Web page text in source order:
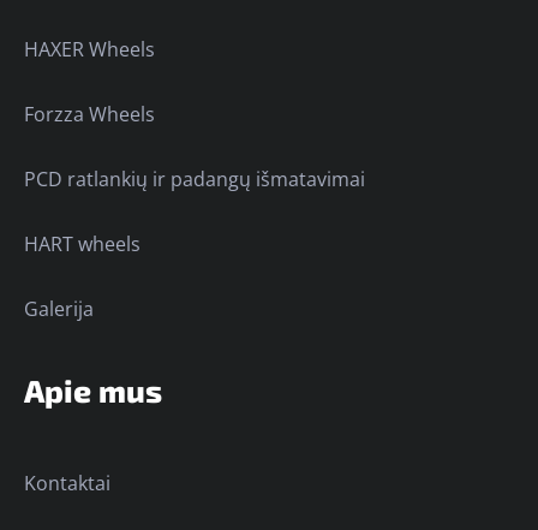
HAXER Wheels
Forzza Wheels
PCD ratlankių ir padangų išmatavimai
HART wheels
Galerija
Apie mus
Kontaktai